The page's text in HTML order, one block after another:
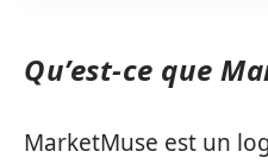
Qu’est-ce que
MarketMuse est un